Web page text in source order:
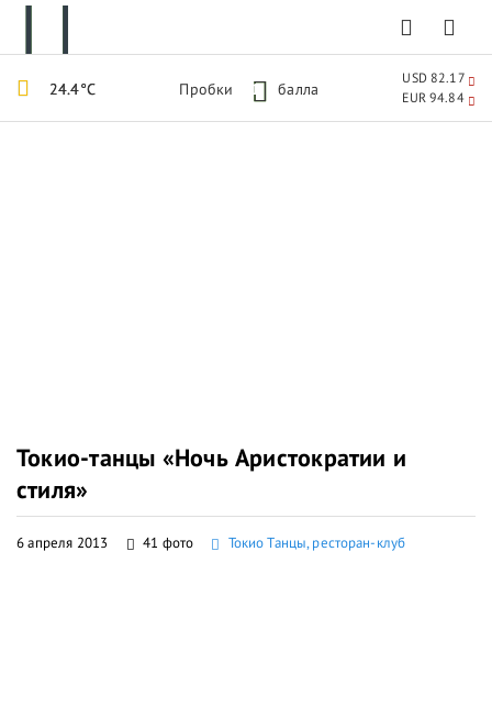
Токио-танцы «Ночь Аристократии и
стиля»
6 апреля 2013 41 фото Токио Танцы, ресторан-клуб
24.4°C Пробки 1 балла
USD 82.17
EUR 94.84